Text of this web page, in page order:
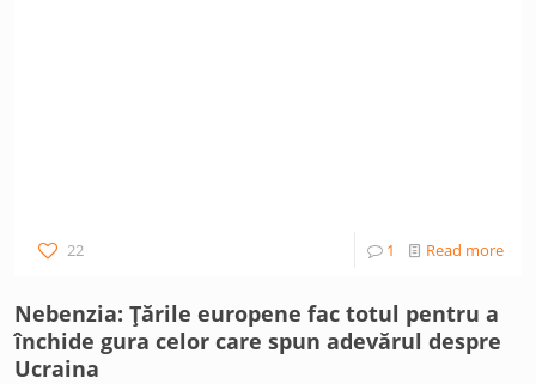
22 1 Read more
Nebenzia: Țările europene fac totul pentru a
închide gura celor care spun adevărul despre
Ucraina